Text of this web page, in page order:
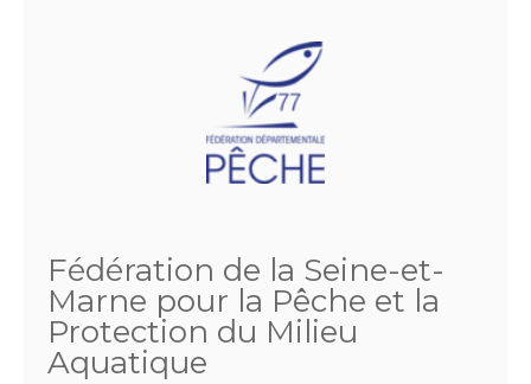
Fédération de la Seine-et-
Marne pour la Pêche et la
Protection du Milieu
Aquatique